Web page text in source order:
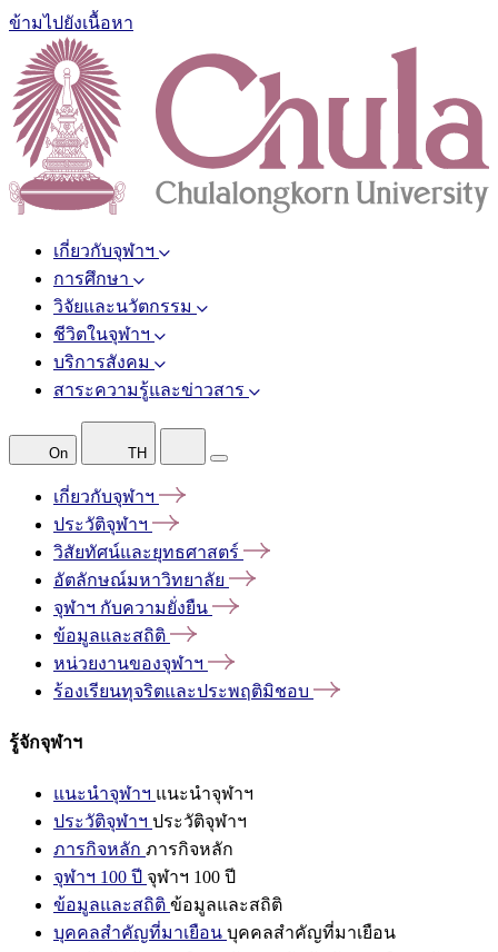
ข้ามไปยังเนื้อหา
เกี่ยวกับจุฬาฯ
การศึกษา
วิจัยและนวัตกรรม
ชีวิตในจุฬาฯ
บริการสังคม
สาระความรู้และข่าวสาร
On TH
เกี่ยวกับจุฬาฯ
ประวัติจุฬาฯ
วิสัยทัศน์และยุทธศาสตร์
อัตลักษณ์มหาวิทยาลัย
จุฬาฯ กับความยั่งยืน
ข้อมูลและสถิติ
หน่วยงานของจุฬาฯ
ร้องเรียนทุจริตและประพฤติมิชอบ
รู้จักจุฬาฯ
แนะนำจุฬาฯ แนะนำจุฬาฯ
ประวัติจุฬาฯ ประวัติจุฬาฯ
ภารกิจหลัก ภารกิจหลัก
จุฬาฯ 100 ปี จุฬาฯ 100 ปี
ข้อมูลและสถิติ ข้อมูลและสถิติ
บุคคลสำคัญที่มาเยือน บุคคลสำคัญที่มาเยือน